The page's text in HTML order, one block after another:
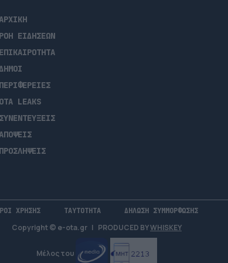
ΡΟΗ ΕΙΔΗΣΕΩΝ
ΕΠΙΚΑΙΡΟΤΗΤΑ
ΠΕΡΙΦΕΡΕΙΕΣ
OTA LEAKS
ΣΥΝΕΝΤΕΥΞΕΙΣ
ΠΡΟΣΛΗΨΕΙΣ
ΧΡΗΣΗΣ ΤΑΥΤΟΤΗΤΑ ΔΗΛΩΣΗ ΣΥΜΜΟΡΦΩΣΗΣ
Copyright © e-ota.gr | PRODUCED BYWHISKEY
Μέλος του